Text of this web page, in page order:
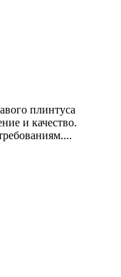
плинтуса
и качество.